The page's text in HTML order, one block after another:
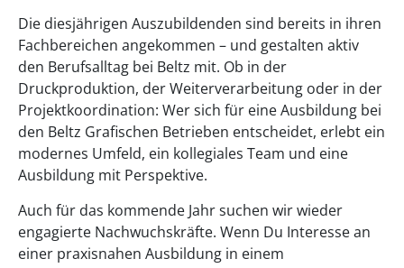
Die diesjährigen Auszubildenden sind bereits in ihren
Fachbereichen angekommen – und gestalten aktiv
den Berufsalltag bei Beltz mit. Ob in der
Druckproduktion, der Weiterverarbeitung oder in der
Projektkoordination: Wer sich für eine Ausbildung bei
den Beltz Grafischen Betrieben entscheidet, erlebt ein
modernes Umfeld, ein kollegiales Team und eine
Ausbildung mit Perspektive.
Auch für das kommende Jahr suchen wir wieder
engagierte Nachwuchskräfte. Wenn Du Interesse an
einer praxisnahen Ausbildung in einem